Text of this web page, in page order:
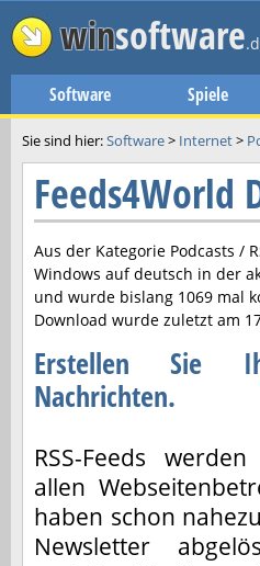
winsoftware
Software Spiele
Sie sind hier:Software> Internet>
Feeds4World
Aus der Kategorie Podcasts /
Windows auf deutsch in der
und wurde bislang 1069 mal
Download wurde zuletzt am
Erstellen Sie
Nachrichten.
RSS-Feeds
allen
haben schon
Newsletter